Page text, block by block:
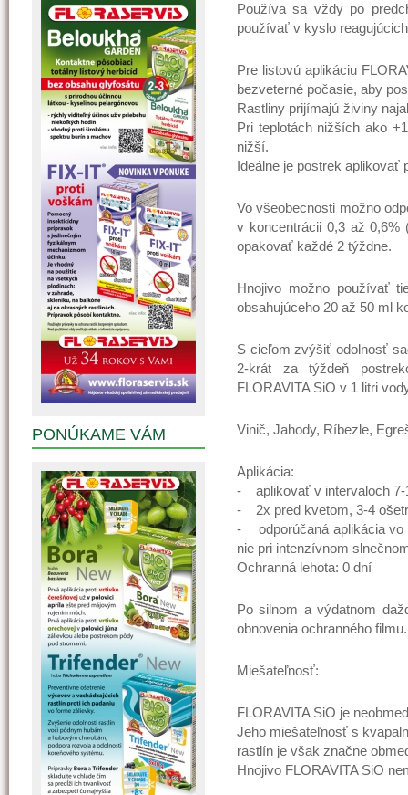
Používa sa vždy po
používať v kyslo
Pre listovú aplikáciu
bezveterné počasie, aby
Rastliny prijímajú živiny
Pri teplotách nižších ako
nižší.
Ideálne je postrek aplikovať
Vo všeobecnosti možno
v koncentrácii 0,3 až
opakovať každé 2 týždne.
Hnojivo možno používať
obsahujúceho 20 až 50 ml
S cieľom zvýšiť odolnosť
2-krát za týždeň
FLORAVITA SiO v 1 litri
Vinič, Jahody, Ríbezle,
Aplikácia:
- aplikovať v intervaloch 7-
- 2x pred kvetom, 3-4
- odporúčaná aplikácia vo
nie pri intenzívnom
Ochranná lehota: 0 dní
Po silnom a výdatnom
obnovenia ochranného filmu.
Miešateľnosť:
FLORAVITA SiO je
Jeho miešateľnosť s
rastlín je však značne
Hnojivo FLORAVITA SiO
PONÚKAME VÁM